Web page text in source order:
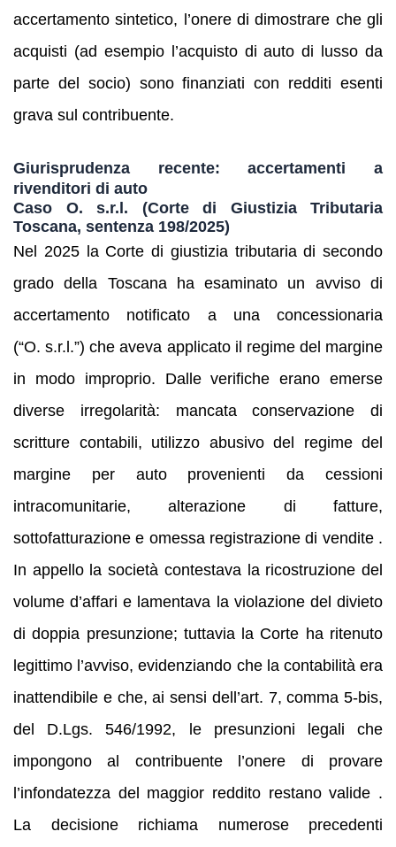
accertamento sintetico, l’onere di dimostrare che gli
acquisti (ad esempio l’acquisto di auto di lusso da
parte del socio) sono finanziati con redditi esenti
grava sul contribuente.
Giurisprudenza recente: accertamenti a
rivenditori di auto
Caso O. s.r.l. (Corte di Giustizia Tributaria
Toscana, sentenza 198/2025)
Nel 2025 la Corte di giustizia tributaria di secondo
grado della Toscana ha esaminato un avviso di
accertamento notificato a una concessionaria
(“O. s.r.l.”) che aveva applicato il regime del margine
in modo improprio. Dalle verifiche erano emerse
diverse irregolarità: mancata conservazione di
scritture contabili, utilizzo abusivo del regime del
margine per auto provenienti da cessioni
intracomunitarie, alterazione di fatture,
sottofatturazione e omessa registrazione di vendite .
In appello la società contestava la ricostruzione del
volume d’affari e lamentava la violazione del divieto
di doppia presunzione; tuttavia la Corte ha ritenuto
legittimo l’avviso, evidenziando che la contabilità era
inattendibile e che, ai sensi dell’art. 7, comma 5‑bis,
del D.Lgs. 546/1992, le presunzioni legali che
impongono al contribuente l’onere di provare
l’infondatezza del maggior reddito restano valide .
La decisione richiama numerose precedenti